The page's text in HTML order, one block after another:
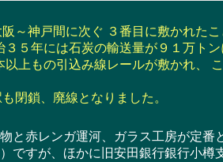
神戸間に次ぐ ３番目に敷かれたこ
５年には石炭の輸送量が９１万ト
上もの引込み線レールが敷かれ、
閉鎖、廃線となりました。
と赤レンガ運河、ガラス工房が定番
ですが、ほかに旧安田銀行銀行小